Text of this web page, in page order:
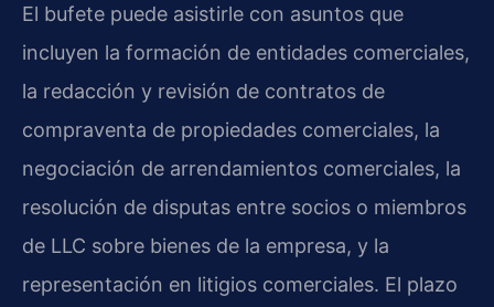
El bufete puede asistirle con asuntos que
incluyen la formación de entidades comerciales,
la redacción y revisión de contratos de
compraventa de propiedades comerciales, la
negociación de arrendamientos comerciales, la
resolución de disputas entre socios o miembros
de LLC sobre bienes de la empresa, y la
representación en litigios comerciales. El plazo